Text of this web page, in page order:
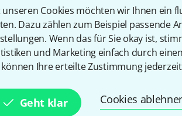
unseren Cookies möchten wir Ihnen ein
Dazu zählen zum Beispiel passende
Wenn das für Sie okay ist,
und Marketing einfach durch
können Ihre erteilte Zustimmung
Geht klar Cookies
Prof. W.
Kessel
Kessel
Sofort